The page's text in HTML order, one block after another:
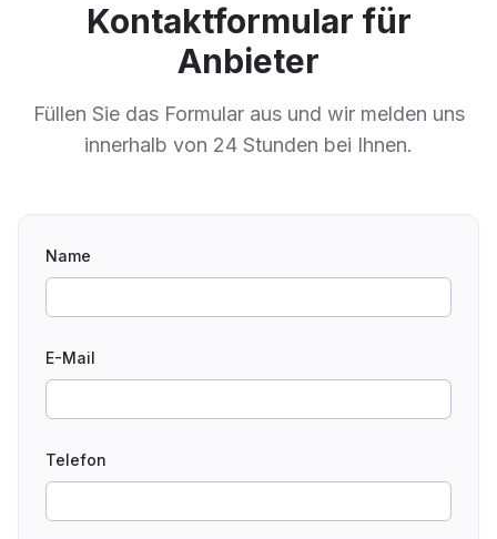
Kontaktformular für
Anbieter
Füllen Sie das Formular aus und wir melden uns
innerhalb von 24 Stunden bei Ihnen.
Name
E-Mail
Telefon